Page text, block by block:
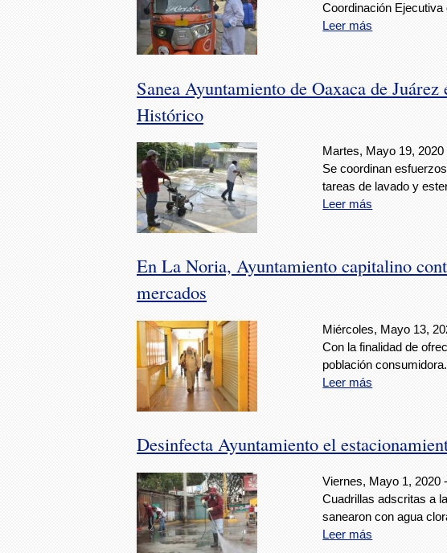
Coordinación
Leer más
Sanea Ayuntamiento de Oaxaca de
Histórico
Martes, Mayo 19, 2020
Se coordinan
tareas de lavado y
Leer más
En La Noria, Ayuntamiento capitalino
mercados
Miércoles, Mayo 13,
Con la finalidad de
población consumidora.
Leer más
Desinfecta Ayuntamiento el
Viernes, Mayo 1, 2020
Cuadrillas adscritas a
sanearon con agua
Leer más